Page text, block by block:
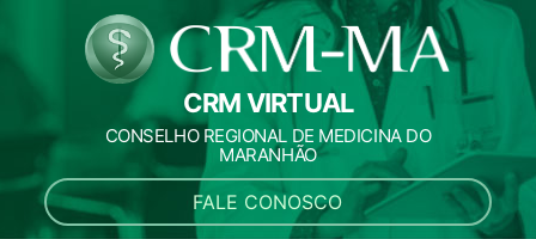
CRM VIRTUAL
CONSELHO REGIONAL DE MEDICINA DO
MARANHÃO
FALE CONOSCO